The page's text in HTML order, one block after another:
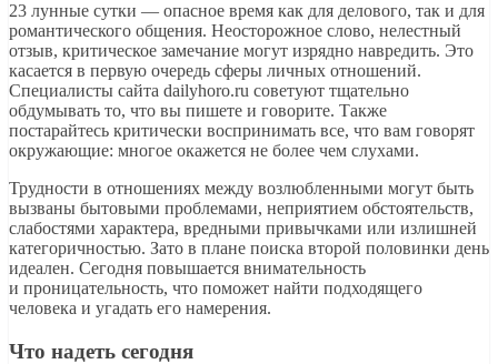
23 лунные сутки — опасное время как для делового, так и для
романтического общения. Неосторожное слово, нелестный
отзыв, критическое замечание могут изрядно навредить. Это
касается в первую очередь сферы личных отношений.
Специалисты сайта dailyhoro.ru советуют тщательно
обдумывать то, что вы пишете и говорите. Также
постарайтесь критически воспринимать все, что вам говорят
окружающие: многое окажется не более чем слухами.
Трудности в отношениях между возлюбленными могут быть
вызваны бытовыми проблемами, неприятием обстоятельств,
слабостями характера, вредными привычками или излишней
категоричностью. Зато в плане поиска второй половинки день
идеален. Сегодня повышается внимательность
и проницательность, что поможет найти подходящего
человека и угадать его намерения.
Что надеть сегодня